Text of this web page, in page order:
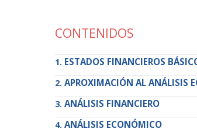
CONTENIDOS
ESTADOS FINANCIEROS
APROXIMACIÓN AL ANÁLISIS
ANÁLISIS FINANCIERO
ANÁLISIS ECONÓMICO